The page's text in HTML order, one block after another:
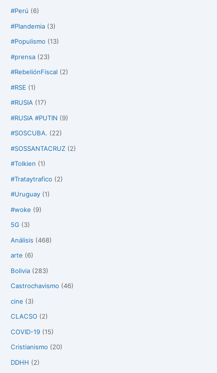
#Perú (6)
#Plandemia (3)
#Populismo (13)
#prensa (23)
#RebeliónFiscal (2)
#RSE (1)
#RUSIA (17)
#RUSIA #PUTIN (9)
#SOSCUBA. (22)
#SOSSANTACRUZ (2)
#Tolkien (1)
#Trataytrafico (2)
#Uruguay (1)
#woke (9)
5G (3)
Análisis (468)
arte (6)
Bolivia (283)
Castrochavismo (46)
cine (3)
CLACSO (2)
COVID-19 (15)
Cristianismo (20)
DDHH (2)